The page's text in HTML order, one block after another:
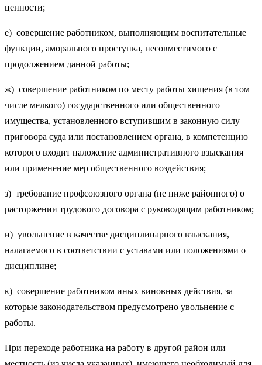
ценности;
е) совершение работником, выполняющим воспитательные
функции, аморального проступка, несовместимого с
продолжением данной работы;
ж) совершение работником по месту работы хищения (в том
числе мелкого) государственного или общественного
имущества, установленного вступившим в законную силу
приговора суда или постановлением органа, в компетенцию
которого входит наложение административного взыскания
или применение мер общественного воздействия;
з) требование профсоюзного органа (не ниже районного) о
расторжении трудового договора с руководящим работником;
и) увольнение в качестве дисциплинарного взыскания,
налагаемого в соответствии с уставами или положениями о
дисциплине;
к) совершение работником иных виновных действия, за
которые законодательством предусмотрено увольнение с
работы.
При переходе работника на работу в другой район или